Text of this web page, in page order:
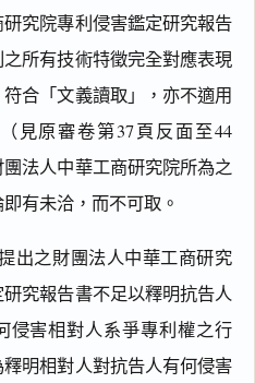
究院專利侵害鑑定研究報告
所有技術特徵完全對應表現
合「文義讀取」，亦不適用
見原審卷第37頁反面至44
法人中華工商研究院所為之
有未洽，而不可取。
出之財團法人中華工商研究
究報告書不足以釋明抗告人
侵害相對人系爭專利權之行
明相對人對抗告人有何侵害